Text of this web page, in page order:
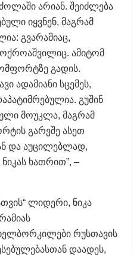
არიან. შეიძლება
იყვნენ, მაგრამ
გვარამიაც,
ამიტომ
გადის.
ადამიანი სცემეს,
გუშინ
მოუკლა, მაგრამ
გარეშე ასეთ
და აუცილებლად,
ხათრით”, –
ლიდერი, ნიკა
რუსთავის
დაადეს,